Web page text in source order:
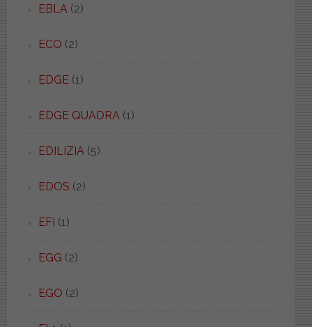
EBLA(2)
ECO (2)
EDGE(1)
EDGE QUADRA(1)
EDILIZIA(5)
EDOS (2)
EFI (1)
EGG (2)
EGO (2)